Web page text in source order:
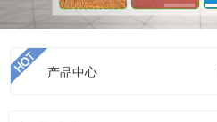
产品中心